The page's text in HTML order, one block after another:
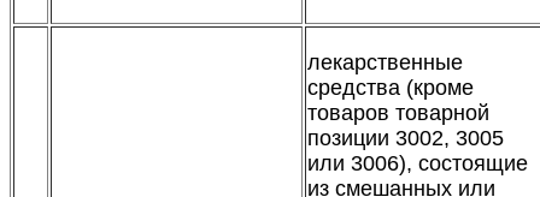
лекарственные
средства (кроме
товаров товарной
позиции 3002, 3005
или 3006), состоящие
из смешанных или